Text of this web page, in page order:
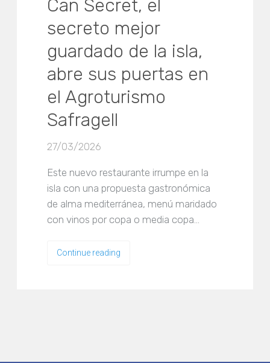
Can Secret, el
secreto mejor
guardado de la isla,
abre sus puertas en
el Agroturismo
Safragell
27/03/2026
Este nuevo restaurante irrumpe en la
isla con una propuesta gastronómica
de alma mediterránea, menú maridado
con vinos por copa o media copa…
Continue reading